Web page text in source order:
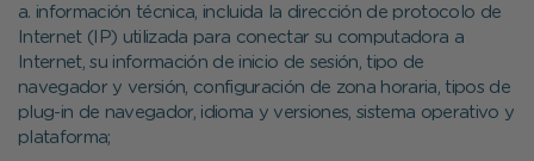
a. información técnica, incluida la dirección de protocolo de
Internet (IP) utilizada para conectar su computadora a
Internet, su información de inicio de sesión, tipo de
navegador y versión, configuración de zona horaria, tipos de
plug-in de navegador, idioma y versiones, sistema operativo y
plataforma;